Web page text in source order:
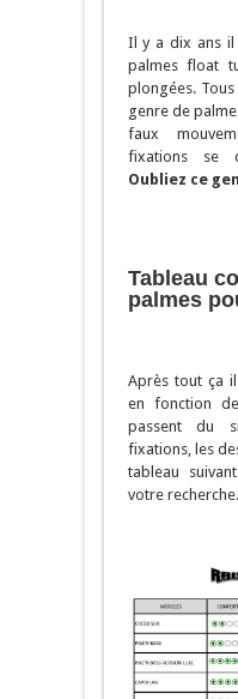
Il y a dix ans il
palmes float
plongées.
genre de
faux
fixations se
Oubliez ce
Tableau
palmes
Après tout ça
en fonction
passent du
fixations, les
tableau
votre recherche.